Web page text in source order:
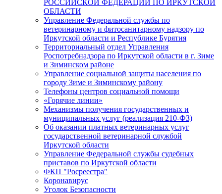
РОССИЙСКОЙ ФЕДЕРАЦИИ ПО ИРКУТСКОЙ
ОБЛАСТИ
Управление Федеральной службы по
ветеринарному и фитосанитарному надзору по
Иркутской области и Республике Бурятия
Территориальный отдел Управления
Роспотребнадзора по Иркутской области в г. Зиме
и Зиминском районе
Управление социальной защиты населения по
городу Зиме и Зиминскому району
Телефоны центров социальной помощи
«Горячие линии»
Механизмы получения государственных и
муниципальных услуг (реализация 210-ФЗ)
Об оказании платных ветеринарных услуг
государственной ветеринарной службой
Иркутской области
Управление Федеральной службы судебных
приставов по Иркутской области
ФКП "Росреестра"
Коронавирус
Уголок Безопасности